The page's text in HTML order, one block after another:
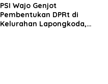
PSI Wajo Genjot
Pembentukan DPRt di
Kelurahan Lapongkoda,